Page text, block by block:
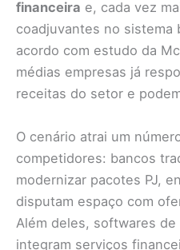
financeira e, cada vez
coadjuvantes no sistema
acordo com estudo da
médias empresas já
receitas do setor e
O cenário atrai um
competidores: bancos
modernizar pacotes PJ,
disputam espaço com
Além deles, softwares
integram serviços